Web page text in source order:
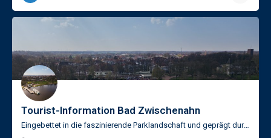
Tourist-Information Bad Zwischenahn
Eingebettet in die faszinierende Parklandschaft und geprägt durch Baumschulen, liegt der Kurort Bad…